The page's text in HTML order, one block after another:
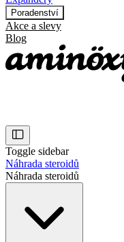
Poradenství
Akce a slevy
Blog
Toggle sidebar
Náhrada steroidů
Náhrada steroidů